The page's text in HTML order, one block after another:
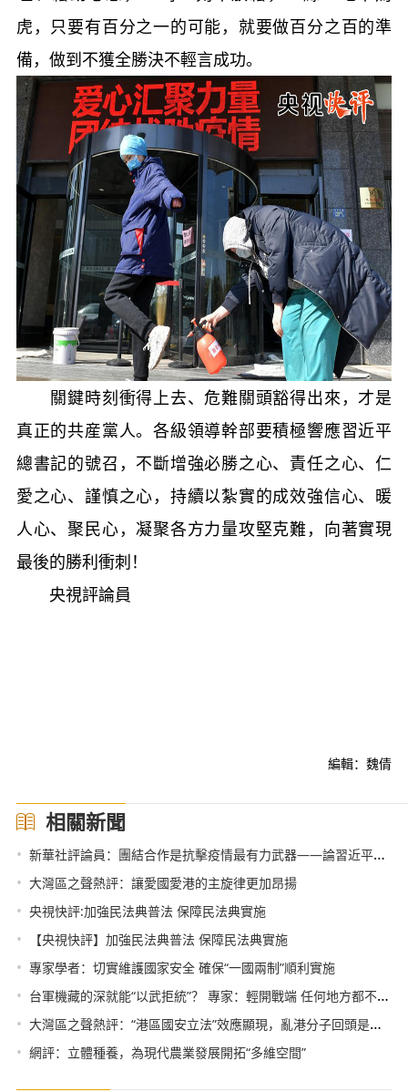
虎，只要有百分之一的可能，就要做百分之百的準
備，做到不獲全勝決不輕言成功。
關鍵時刻衝得上去、危難關頭豁得出來，才是
真正的共産黨人。各級領導幹部要積極響應習近平
總書記的號召，不斷增強必勝之心、責任之心、仁
愛之心、謹慎之心，持續以紮實的成效強信心、暖
人心、聚民心，凝聚各方力量攻堅克難，向著實現
最後的勝利衝刺！
央視評論員
編輯：魏倩
相關新聞
• 新華社評論員：團結合作是抗擊疫情最有力武器——論習近平主席在中非團結抗疫特別峰會主旨講話
• 大灣區之聲熱評：讓愛國愛港的主旋律更加昂揚
• 央視快評:加強民法典普法 保障民法典實施
• 【央視快評】加強民法典普法 保障民法典實施
• 專家學者：切實維護國家安全 確保“一國兩制”順利實施
• 台軍機藏的深就能“以武拒統”？ 專家：輕開戰端 任何地方都不安全
• 大灣區之聲熱評：“港區國安立法”效應顯現，亂港分子回頭是岸！
• 網評：立體種養，為現代農業發展開拓“多維空間”